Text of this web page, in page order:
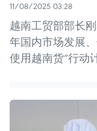
11/08/2025 03:28
越南工贸部部长
年国内市场发展
使用越南货”行动